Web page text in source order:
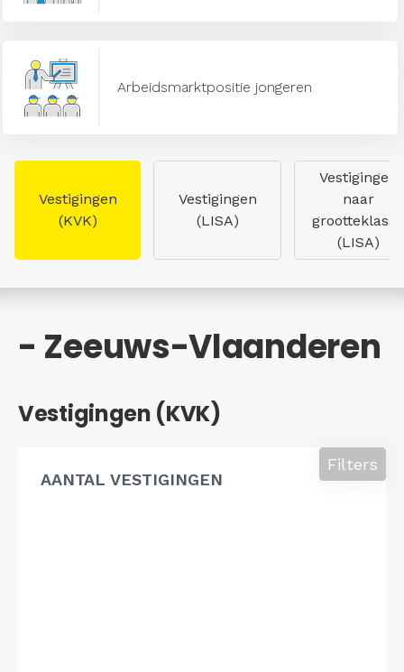
Arbeidsmarktpositie jongeren
Vestigingen
(KVK)
Vestigingen
(LISA)
Vestigingen
naar
grootteklasse
(LISA)
- Zeeuws-Vlaanderen
Vestigingen (KVK)
AANTAL VESTIGINGEN
Filters